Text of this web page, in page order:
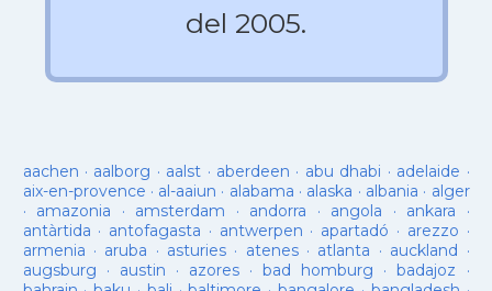
del 2005.
aachen · aalborg · aalst · aberdeen · abu dhabi · adelaide ·
aix-en-provence · al-aaiun · alabama · alaska · albania · alger
· amazonia · amsterdam · andorra · angola · ankara ·
antàrtida · antofagasta · antwerpen · apartadó · arezzo ·
armenia · aruba · asturies· atenes· atlanta · auckland ·
augsburg · austin · azores·bad homburg ·badajoz ·